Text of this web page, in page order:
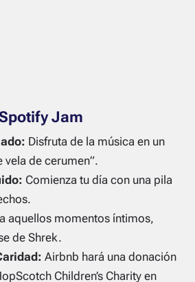
Jam
Disfruta de la música en un
vela de cerumen”.
Comienza tu día con una pila
aquellos momentos íntimos,
de Shrek.
Airbnb hará una donación
Children’s Charity en